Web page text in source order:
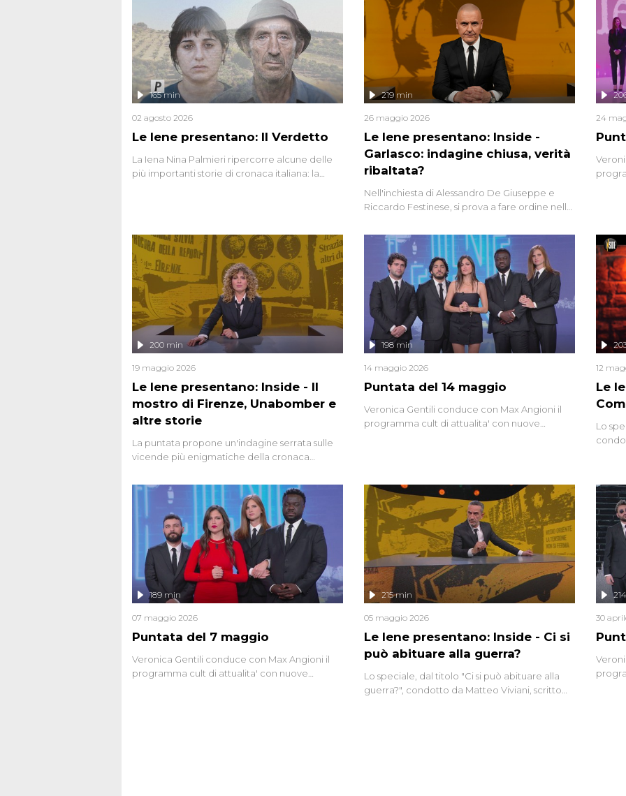
Le Iene presentano: Il Verdetto
165 min
02 agosto 2026
La Iena Nina Palmieri ripercorre alcune delle
più importanti storie di cronaca italiana: la
Le Iene presentano: Inside -
Garlasco: indagine chiusa, verità
ribaltata?
219 min
26 maggio 2026
Nell'inchiesta di Alessandro De Giuseppe e
Riccardo Festinese, si prova a fare ordine nella
continuano a emergere attorno a una delle
vicende giudiziarie più discusse degli ultimi
anni. Lo speciale ricostruisce la vicenda
mettendo in fila testimonianze, errori, dettagli
controversi e i protagonisti di un'indagine che
sembra non avere fine.
24
Le Iene presentano: Inside - Il
mostro di Firenze, Unabomber e
altre storie
200 min
19 maggio 2026
La puntata propone un'indagine serrata sulle
vicende più enigmatiche della cronaca
seriale responsabile di decine di attentati tra
gli anni '90 e il 2000 che, inquietantemente,
potrebbe essere ancora in libertà. Lo speciale
affronta inoltre le zone d'ombra sul Mostro di
Firenze, le cui responsabilità appaiono ancora
oggi avvolte in un groviglio di dubbi mai
chiariti. Nel corso dello speciale anche
l'intervista inedita a Olindo Romano, realizzata
ne...
Puntata del 14 maggio
198 min
14 maggio 2026
Veronica Gentili conduce con Max Angioni il
programma cult di attualita' con nuove
Le
12
Lo
e
Puntata del 7 maggio
189 min
07 maggio 2026
Veronica Gentili conduce con Max Angioni il
programma cult di attualita' con nuove
Le Iene presentano: Inside - Ci si
può abituare alla guerra?
215 min
05 maggio 2026
Lo speciale, dal titolo "Ci si può abituare alla
guerra?", condotto da Matteo Viviani, scritto
30